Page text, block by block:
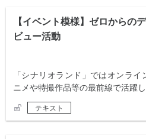
【イベント模様】ゼロからのデ
ビュー活動
「シナリオランド」ではオンラ
ニメや特撮作品等の最前線で活躍
テキスト